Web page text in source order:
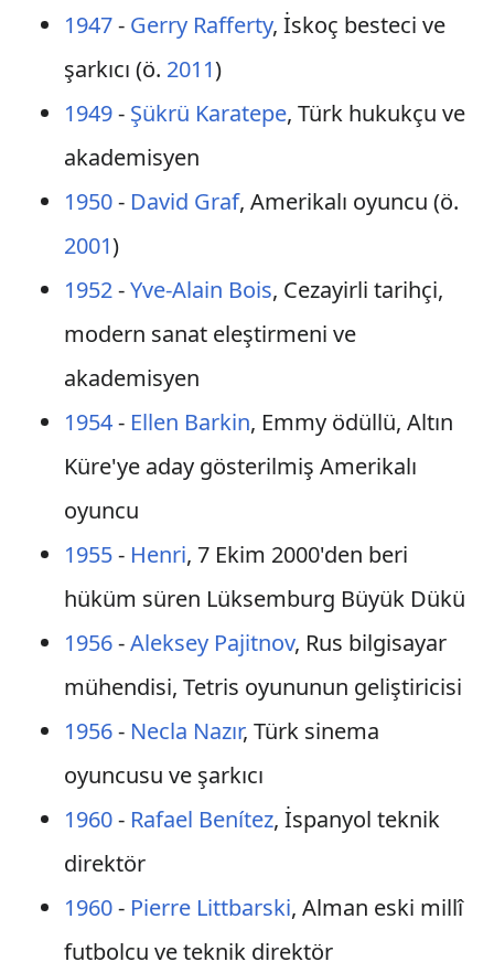
1947- Gerry Rafferty, İskoç besteci ve
şarkıcı (ö. 2011)
1949- Şükrü Karatepe, Türk hukukçu ve
akademisyen
1950- David Graf, Amerikalı oyuncu (ö.
2001)
1952-Yve-Alain Bois, Cezayirli tarihçi,
modern sanat eleştirmeni ve
akademisyen
1954- Ellen Barkin, Emmy ödüllü, Altın
Küre'ye aday gösterilmiş Amerikalı
oyuncu
1955- Henri, 7 Ekim 2000'den beri
hüküm süren Lüksemburg Büyük Dükü
1956-Aleksey Pajitnov, Rus bilgisayar
mühendisi, Tetris oyununun geliştiricisi
1956- Necla Nazır, Türk sinema
oyuncusu ve şarkıcı
1960- Rafael Benítez, İspanyol teknik
direktör
1960- Pierre Littbarski, Alman eski millî
futbolcu ve teknik direktör